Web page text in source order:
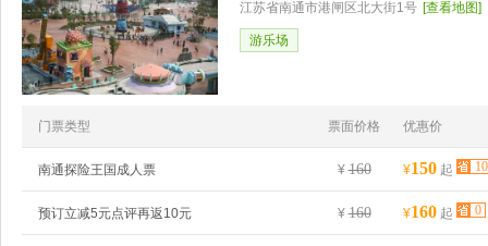
江苏省南通市港闸区北大街1号 [查看地图]
游乐场
门票类型 票面价格 优惠价
南通探险王国成人票 ¥ 160 ¥150 起 10
预订立减5元点评再返10元 ¥ 160 ¥160 起 0